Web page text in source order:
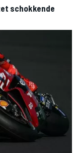
schokkende